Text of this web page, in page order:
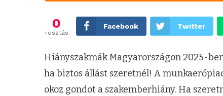
0
+osztás
Facebook Twitter
Hiányszakmák Magyarországon 2025-
ha biztos állást szeretnél! A
okoz gondot a szakemberhiány. Ha